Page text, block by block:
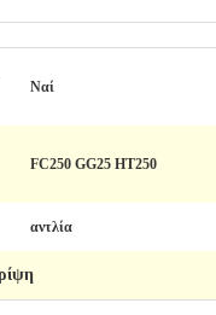
Ναί
FC250 GG25 HT250
αντλία